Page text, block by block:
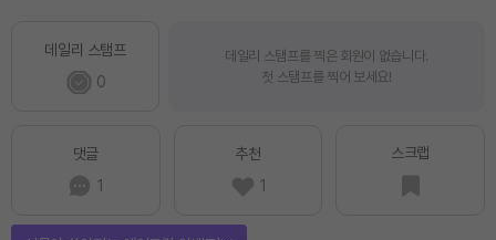
데일리 스탬프
0
데일리 스탬프를 찍은 회원이 없습니다.
첫 스탬프를 찍어 보세요!
댓글
1
추천
1
스크랩